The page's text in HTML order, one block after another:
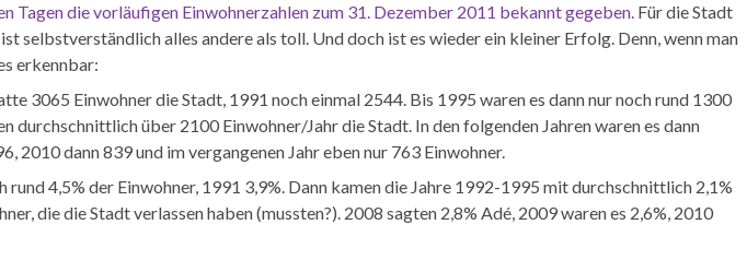
Tagen die vorläufigen Einwohnerzahlen zum 31. Dezember 2011 bekannt gegeben. Für die Stadt
selbstverständlich alles andere als toll. Und doch ist es wieder ein kleiner Erfolg. Denn, wenn man
erkennbar:
3065 Einwohner die Stadt, 1991 noch einmal 2544. Bis 1995 waren es dann nur noch rund 1300
über 2100 Einwohner/Jahr die Stadt. In den folgenden Jahren waren es dann
2010 dann 839 und im vergangenen Jahr eben nur 763 Einwohner.
4,5% der Einwohner, 1991 3,9%. Dann kamen die Jahre 1992-1995 mit durchschnittlich 2,1%
die die Stadt verlassen haben (mussten?). 2008 sagten 2,8% Adé, 2009 waren es 2,6%, 2010